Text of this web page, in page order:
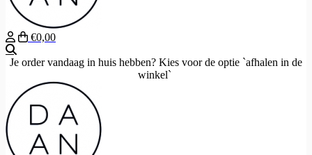
€0,00
Je order vandaag in huis hebben? Kies voor de optie `afhalen in de
winkel`